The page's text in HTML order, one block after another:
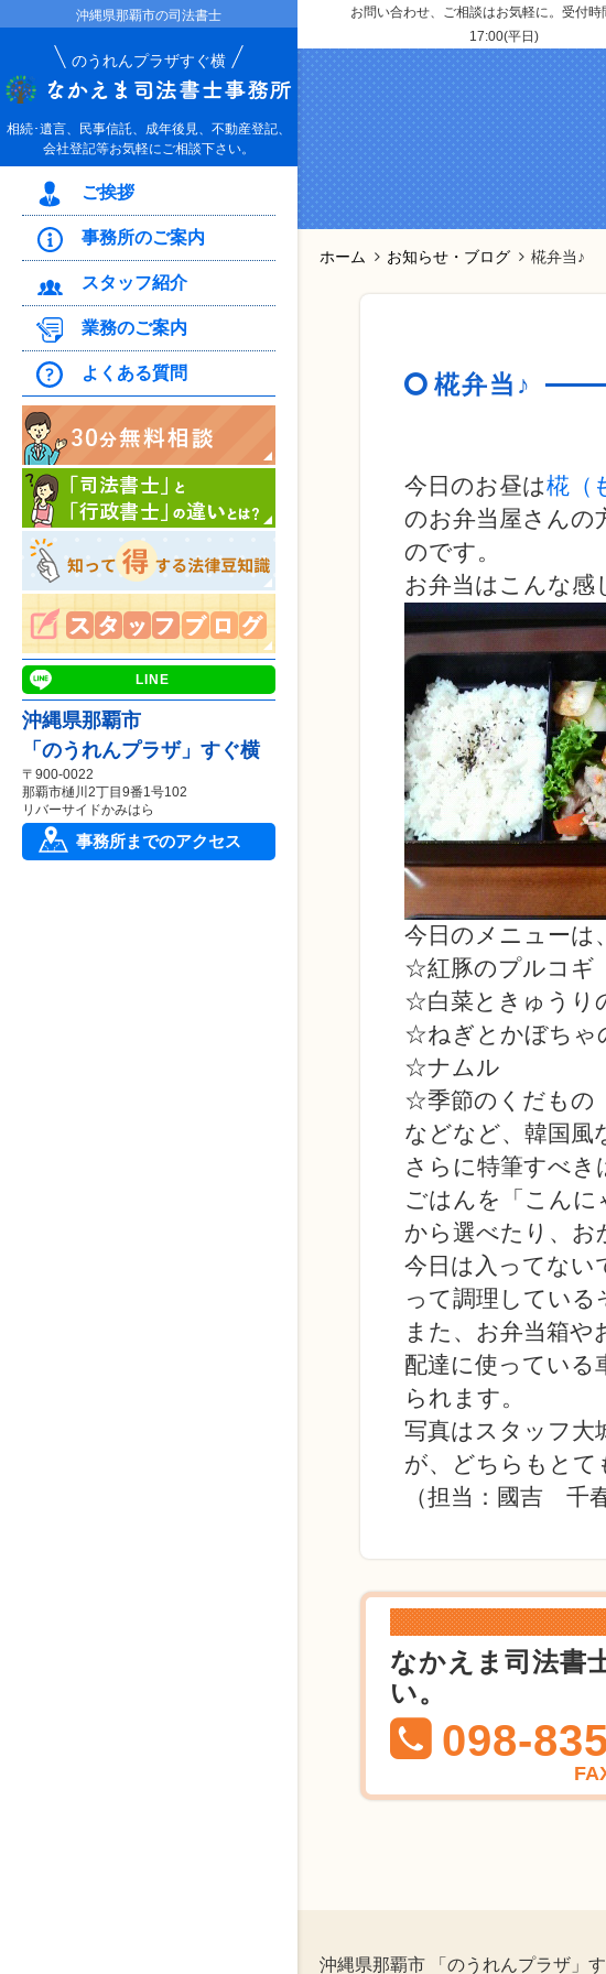
沖縄県那覇市の司法書士
のうれんプラザすぐ横
相続･遺言、民事信託、成年後見、不動産登記、
会社登記等お気軽にご相談下さい。
ご挨拶
事務所のご案内
スタッフ紹介
業務のご案内
よくある質問
LINE
沖縄県那覇市
「のうれんプラザ」すぐ横
〒900-0022
那覇市樋川2丁目9番1号102
リバーサイドかみはら
事務所までのアクセス
お問い合わせ、ご相談はお気軽に。受付時
17:00(平日)
ホーム お知らせ・ブログ 椛弁当♪
椛弁当♪
今日のお昼は椛（
のお弁当屋さんの
のです。
お弁当はこんな感
今日のメニューは、
☆紅豚のプルコギ
☆白菜ときゅうり
☆ねぎとかぼちゃ
☆ナムル
☆季節のくだもの
などなど、韓国風
さらに特筆すべき
ごはんを「こんに
から選べたり、お
今日は入ってない
って調理している
また、お弁当箱や
配達に使っている
られます。
写真はスタッフ大
が、どちらもとて
（担当：國吉 千春
なかえま司法書
い。
098-
沖縄県那覇市 「のうれんプラザ」